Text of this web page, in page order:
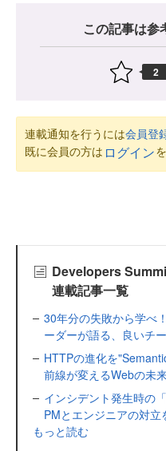
この記事は参
2
連載通知を行うには会員登
既に会員の方は ログイン
Developers
連載記事一覧
30年分の失敗から学べ
ーダーが語る、良いチ
HTTPの進化を
前線が変えるWebの未
インシデント発生時の
PMとエンジニアの対
もっと読む